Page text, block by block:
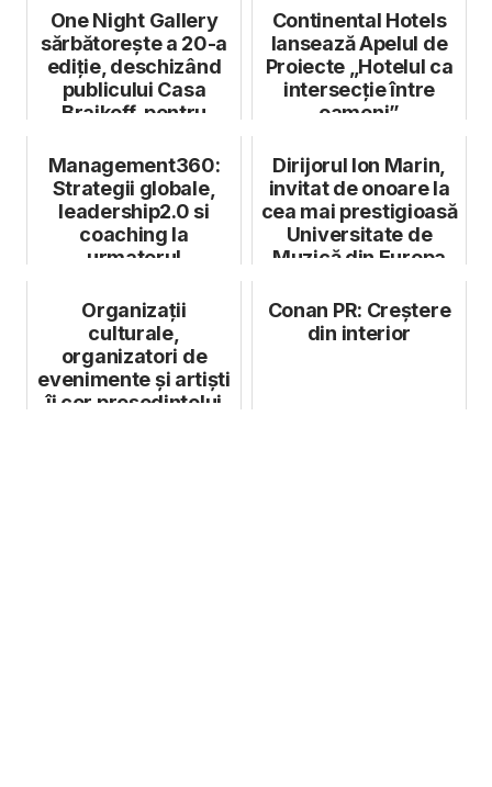
One Night Gallery
sărbătorește a 20-a
ediție, deschizând
publicului Casa
Braikoff, pentru
Continental Hotels
lansează Apelul de
Proiecte „Hotelul ca
intersecție între
oameni”
Management360:
Strategii globale,
leadership2.0 si
coaching la
urmatorul
Dirijorul Ion Marin,
invitat de onoare la
cea mai prestigioasă
Universitate de
Muzică din Europa
Organizații
culturale,
organizatori de
evenimente și artiști
îi cer președintelui
Conan PR: Creștere
din interior